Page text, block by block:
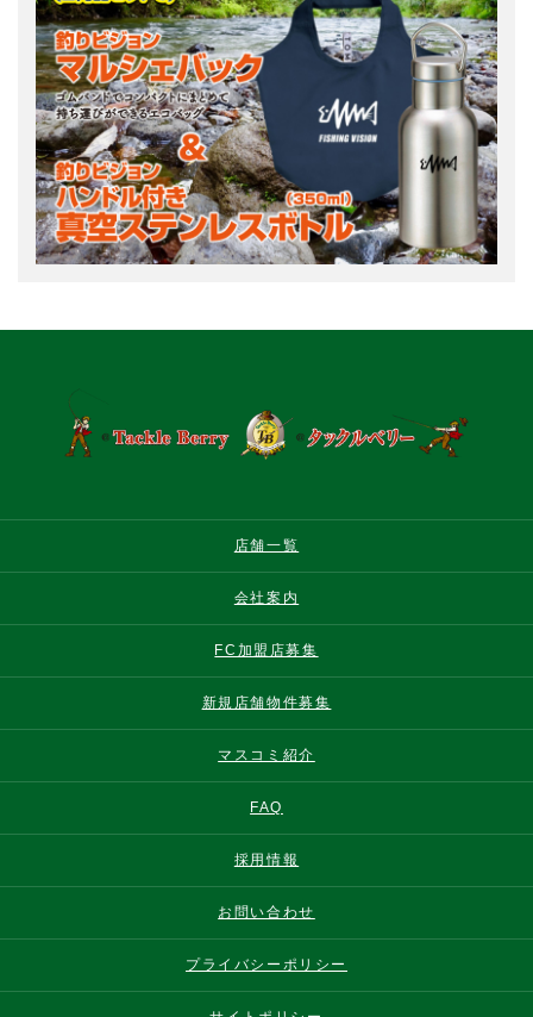
店舗一覧
会社案内
FC加盟店募集
新規店舗物件募集
マスコミ紹介
FAQ
採用情報
お問い合わせ
プライバシーポリシー